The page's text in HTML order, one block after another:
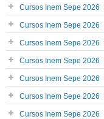
Cursos Inem Sepe 2026
Cursos Inem Sepe 2026
Cursos Inem Sepe 2026
Cursos Inem Sepe 2026
Cursos Inem Sepe 2026
Cursos Inem Sepe 2026
Cursos Inem Sepe 2026